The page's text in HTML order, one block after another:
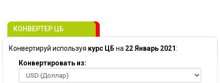
КОНВЕРТЕР ЦБ
Конвертируй используя курс ЦБ на 22 Январь 2021:
Конвертировать из: